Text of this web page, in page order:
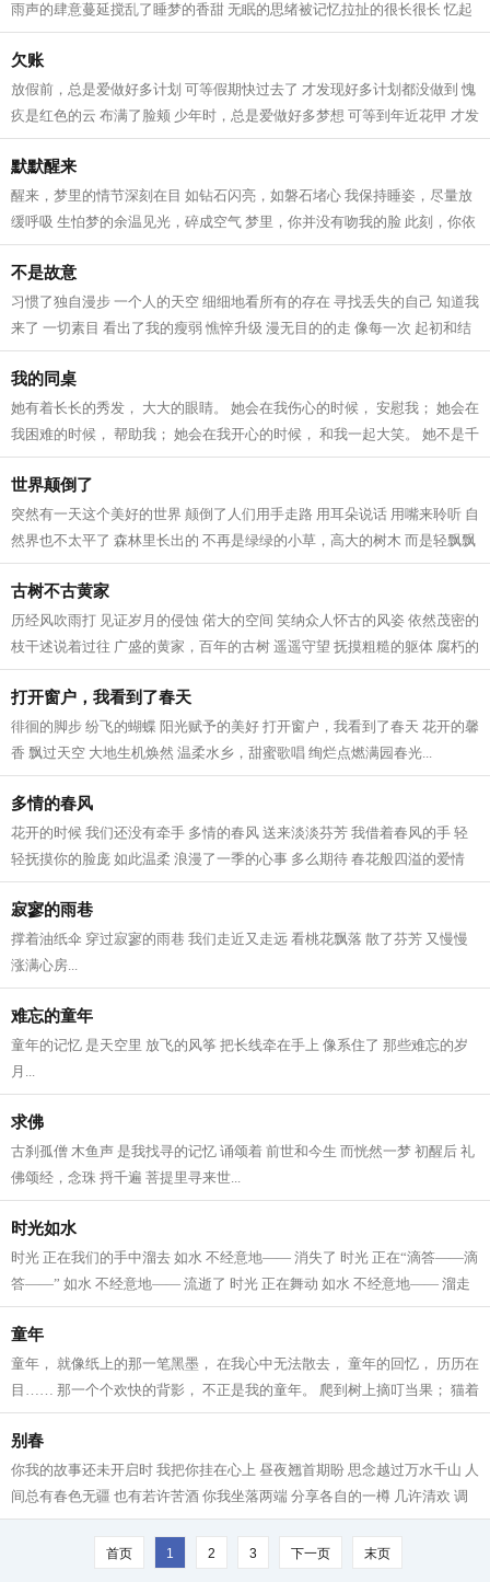
雨声的肆意蔓延搅乱了睡梦的香甜 无眠的思绪被记忆拉扯的很长很长 忆起
儿时的无忧和童年 不知觉中已步...
欠账
放假前，总是爱做好多计划 可等假期快过去了 才发现好多计划都没做到 愧
疚是红色的云 布满了脸颊 少年时，总是爱做好多梦想 可等到年近花甲 才发
现好多梦想原来都很可笑 怅惘是...
默默醒来
醒来，梦里的情节深刻在目 如钻石闪亮，如磐石堵心 我保持睡姿，尽量放
缓呼吸 生怕梦的余温见光，碎成空气 梦里，你并没有吻我的脸 此刻，你依
然没有在我身边 你也并没有答应，...
不是故意
习惯了独自漫步 一个人的天空 细细地看所有的存在 寻找丢失的自己 知道我
来了 一切素目 看出了我的瘦弱 憔悴升级 漫无目的的走 像每一次 起初和结
果都是无 只是静静的看 不知道有...
我的同桌
她有着长长的秀发， 大大的眼睛。 她会在我伤心的时候， 安慰我； 她会在
我困难的时候， 帮助我； 她会在我开心的时候， 和我一起大笑。 她不是千
金豪门的大小姐， 但却像女王范...
世界颠倒了
突然有一天这个美好的世界 颠倒了人们用手走路 用耳朵说话 用嘴来聆听 自
然界也不太平了 森林里长出的 不再是绿绿的小草，高大的树木 而是轻飘飘
的白云 动物界也不太平了 一向有...
古树不古黄家
历经风吹雨打 见证岁月的侵蚀 偌大的空间 笑纳众人怀古的风姿 依然茂密的
枝干述说着过往 广盛的黄家，百年的古树 遥遥守望 抚摸粗糙的躯体 腐朽的
灵魂被掏空 无与伦比的生命传承...
打开窗户，我看到了春天
徘徊的脚步 纷飞的蝴蝶 阳光赋予的美好 打开窗户，我看到了春天 花开的馨
香 飘过天空 大地生机焕然 温柔水乡，甜蜜歌唱 绚烂点燃满园春光...
多情的春风
花开的时候 我们还没有牵手 多情的春风 送来淡淡芬芳 我借着春风的手 轻
轻抚摸你的脸庞 如此温柔 浪漫了一季的心事 多么期待 春花般四溢的爱情
与你在一起 不再问今夕何年 多情的...
寂寥的雨巷
撑着油纸伞 穿过寂寥的雨巷 我们走近又走远 看桃花飘落 散了芬芳 又慢慢
涨满心房...
难忘的童年
童年的记忆 是天空里 放飞的风筝 把长线牵在手上 像系住了 那些难忘的岁
月...
求佛
古刹孤僧 木鱼声 是我找寻的记忆 诵颂着 前世和今生 而恍然一梦 初醒后 礼
佛颂经，念珠 捋千遍 菩提里寻来世...
时光如水
时光 正在我们的手中溜去 如水 不经意地—— 消失了 时光 正在“滴答——滴
答——” 如水 不经意地—— 流逝了 时光 正在舞动 如水 不经意地—— 溜走
了 时光 无影无踪 如水 消逝极...
童年
童年， 就像纸上的那一笔黑墨， 在我心中无法散去， 童年的回忆， 历历在
目…… 那一个个欢快的背影， 不正是我的童年。 爬到树上摘叮当果； 猫着
腰在小河里捉鱼； 在金黄的麦田...
别春
你我的故事还未开启时 我把你挂在心上 昼夜翘首期盼 思念越过万水千山 人
间总有春色无疆 也有若许苦酒 你我坐落两端 分享各自的一樽 几许清欢 调
和着你我 春风一再吹上头 我们在...
首页 1 2 3 下一页 末页